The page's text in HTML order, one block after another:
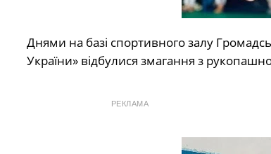
Днями на базі спортивного залу
України» відбулися змагання з
РЕКЛАМА